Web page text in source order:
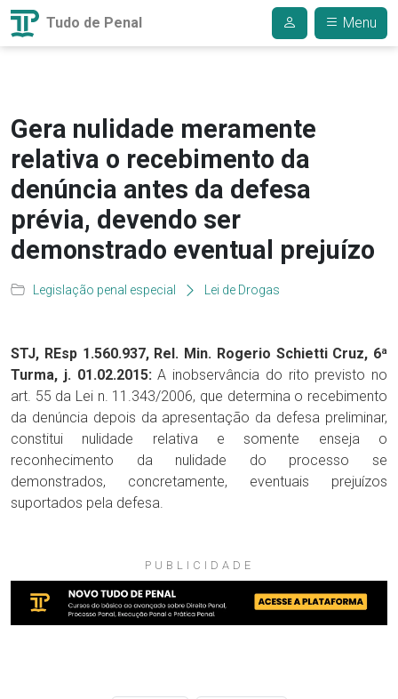
Tudo de Penal Menu
Gera nulidade meramente
relativa o recebimento da
denúncia antes da defesa
prévia, devendo ser
demonstrado eventual prejuízo
Legislação penal especial Lei de Drogas
STJ, REsp 1.560.937, Rel. Min. Rogerio Schietti Cruz, 6ª
Turma, j. 01.02.2015: A inobservância do rito previsto no
art. 55 da Lei n. 11.343/2006, que determina o recebimento
da denúncia depois da apresentação da defesa preliminar,
constitui nulidade relativa e somente enseja o
reconhecimento da nulidade do processo se
demonstrados, concretamente, eventuais prejuízos
suportados pela defesa.
PUBLICIDADE